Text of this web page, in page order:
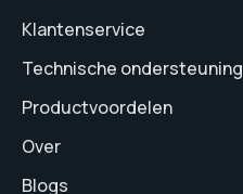
Klantenservice
Technische ondersteuning
Productvoordelen
Over
Blogs